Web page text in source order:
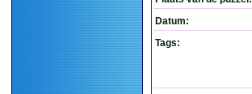
Datum:
Tags: